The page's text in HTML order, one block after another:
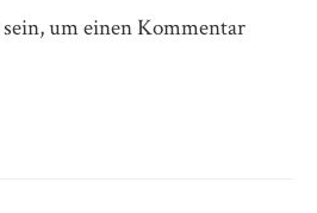
sein, um einen Kommentar